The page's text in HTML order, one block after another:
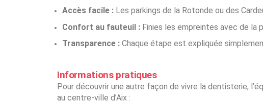
Accès facile : Les parkings de la Rotonde ou des
Confort au fauteuil : Finies les empreintes avec de la
Transparence : Chaque étape est expliquée
Informations pratiques
Pour découvrir une autre façon de vivre la dentisterie,
au centre-ville d’Aix :